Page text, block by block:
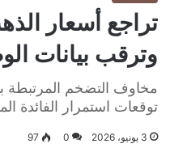
تراجع أسعار
وترقب بيانات
مخاوف التضخم المرتبطة
توقعات استمرار الفائدة
3 يونيو، 2026 0
97